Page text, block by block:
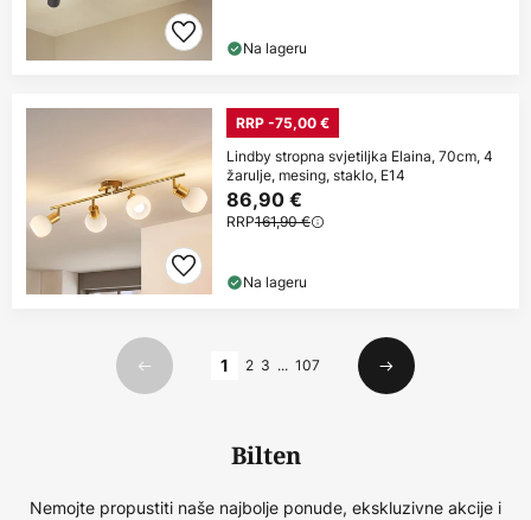
Na lageru
RRP -75,00 €
Lindby stropna svjetiljka Elaina, 70cm, 4
žarulje, mesing, staklo, E14
86,90 €
RRP161,90 €
Na lageru
Prethodno
1 2 3 ... 107
Sljedeći
Bilten
Nemojte propustiti naše najbolje ponude, ekskluzivne akcije i